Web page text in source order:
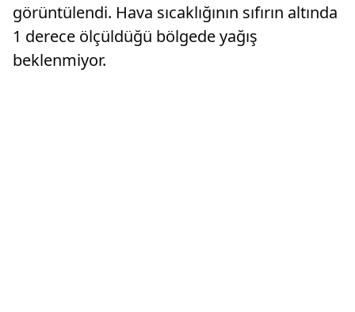
görüntülendi. Hava sıcaklığının sıfırın altında
1 derece ölçüldüğü bölgede yağış
beklenmiyor.